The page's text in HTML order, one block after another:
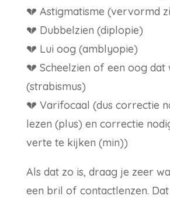
💔 Astigmatisme (vervormd
💔 Dubbelzien (diplopie)
💔 Lui oog (amblyopie)
💔 Scheelzien of een oog dat
(strabismus)
💔 Varifocaal (dus correctie
lezen (plus) en correctie
verte te kijken (min))
Als dat zo is, draag je zeer
een bril of contactlenzen.